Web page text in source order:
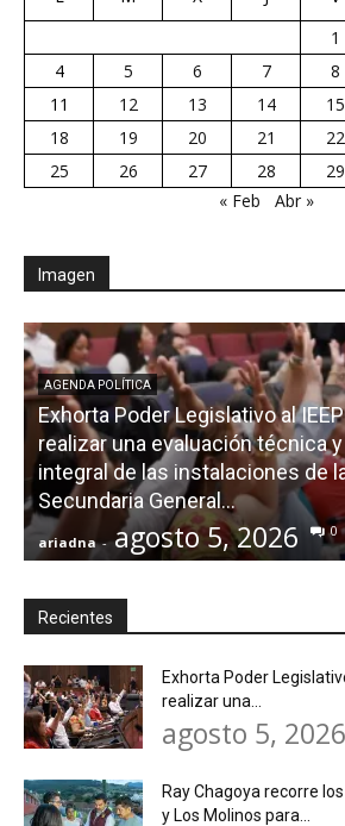
1
4
5 6 7 8
11
12 13 14 15
18
19 20 21 22
25
26 27 28 29
« Feb
Abr »
Imagen
AGENDA POLÍTICA
Exhorta Poder Legislativo al
realizar una evaluación técnica
integral de las instalaciones de
Secundaria General...
ariadna - agosto 5, 2026 0
Recientes
Exhorta Poder
realizar una...
agosto 5, 2026
Ray Chagoya recorre
y Los Molinos para...